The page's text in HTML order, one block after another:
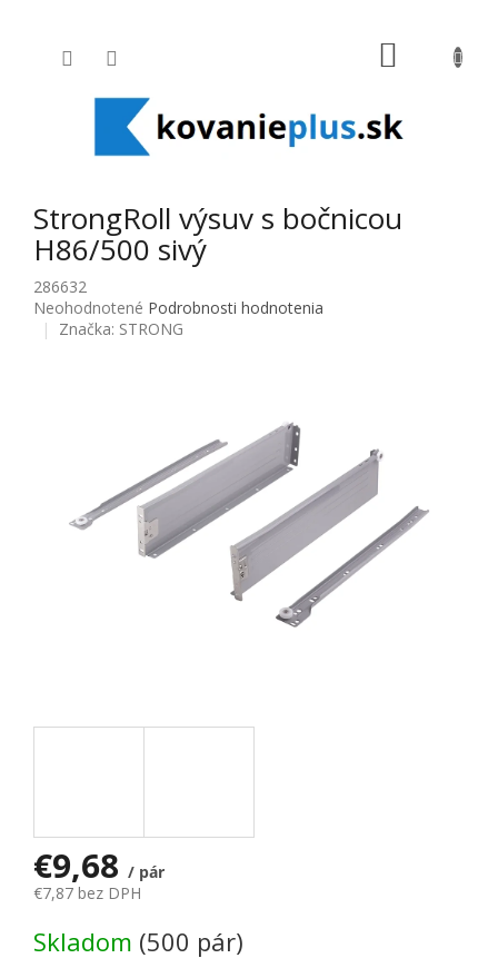
StrongRoll výsuv s bočnicou
H86/500 sivý
286632
Priemerné hodnotenie produktu je 0,0 z 5 hviezdičiek.
Neohodnotené Podrobnosti hodnotenia
Značka: STRONG
€9,68 / pár
€7,87 bez DPH
Skladom (500 pár)